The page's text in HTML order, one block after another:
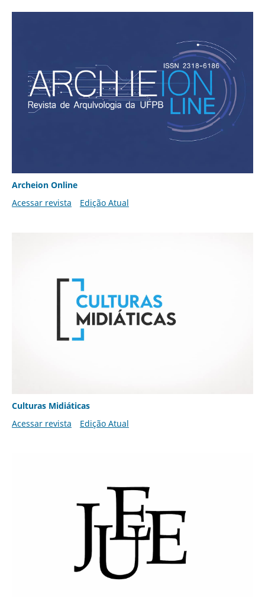
Archeion Online
Acessar revista
Edição Atual
Culturas Midiáticas
Acessar revista
Edição Atual